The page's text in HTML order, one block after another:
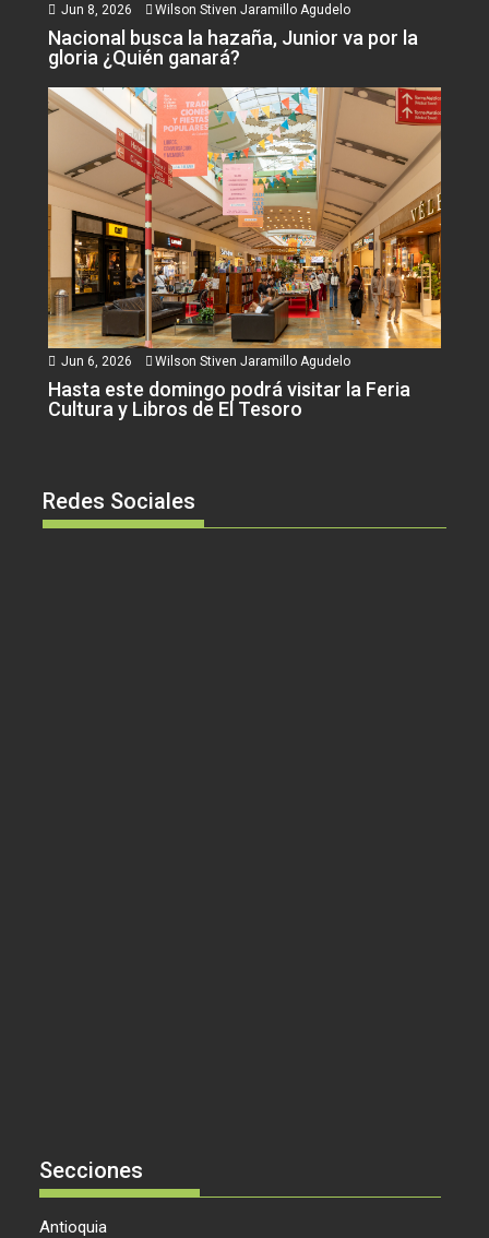
Jun 8, 2026 Wilson Stiven Jaramillo Agudelo
Nacional busca la hazaña, Junior va por la
gloria ¿Quién ganará?
Jun 6, 2026 Wilson Stiven Jaramillo Agudelo
Hasta este domingo podrá visitar la Feria
Cultura y Libros de El Tesoro
Redes Sociales
Secciones
Antioquia